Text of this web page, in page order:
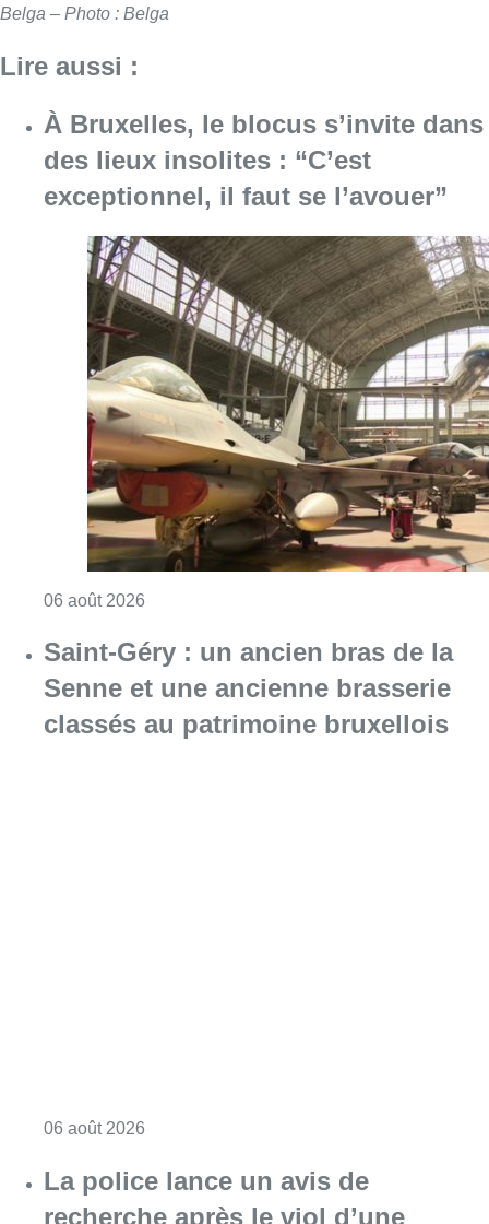
Belga – Photo : Belga
Lire aussi :
À Bruxelles, le blocus s’invite dans
des lieux insolites : “C’est
exceptionnel, il faut se l’avouer”
06 août 2026
Saint-Géry : un ancien bras de la
Senne et une ancienne brasserie
classés au patrimoine bruxellois
06 août 2026
La police lance un avis de
recherche après le viol d’une